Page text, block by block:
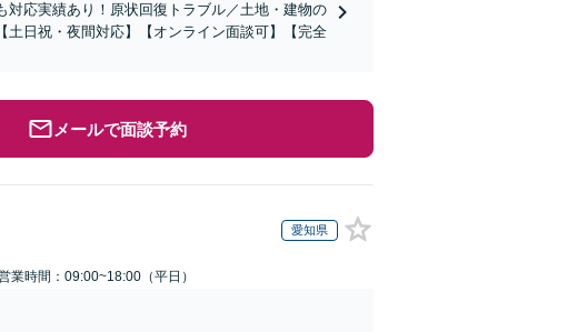
対応実績あり！原状回復トラブル／土地・建物の
日祝・夜間対応】【オンライン面談可】【完全
メールで面談予約
愛知県
業時間：09:00~18:00（平日）